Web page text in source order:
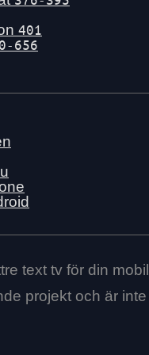
401
656
text tv för din
projekt och är